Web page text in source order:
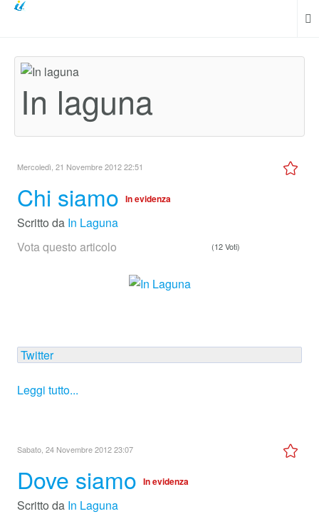
In laguna
Mercoledì, 21 Novembre 2012 22:51
Chi siamo In evidenza
Scritto da In Laguna
Vota questo articolo
(12 Voti)
Twitter
Leggi tutto...
Sabato, 24 Novembre 2012 23:07
Dove siamo In evidenza
Scritto da In Laguna